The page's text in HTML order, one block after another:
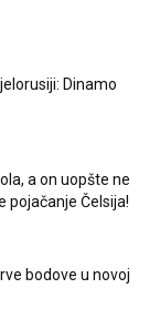
Dinamo
a on uopšte ne
pojačanje Čelsija!
bodove u novoj